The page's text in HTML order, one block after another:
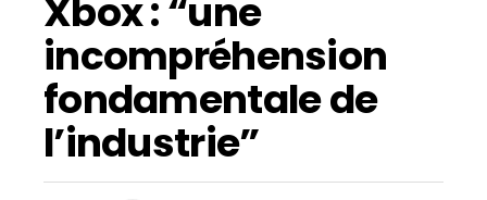
Xbox : “une
incompréhension
fondamentale de
l’industrie”